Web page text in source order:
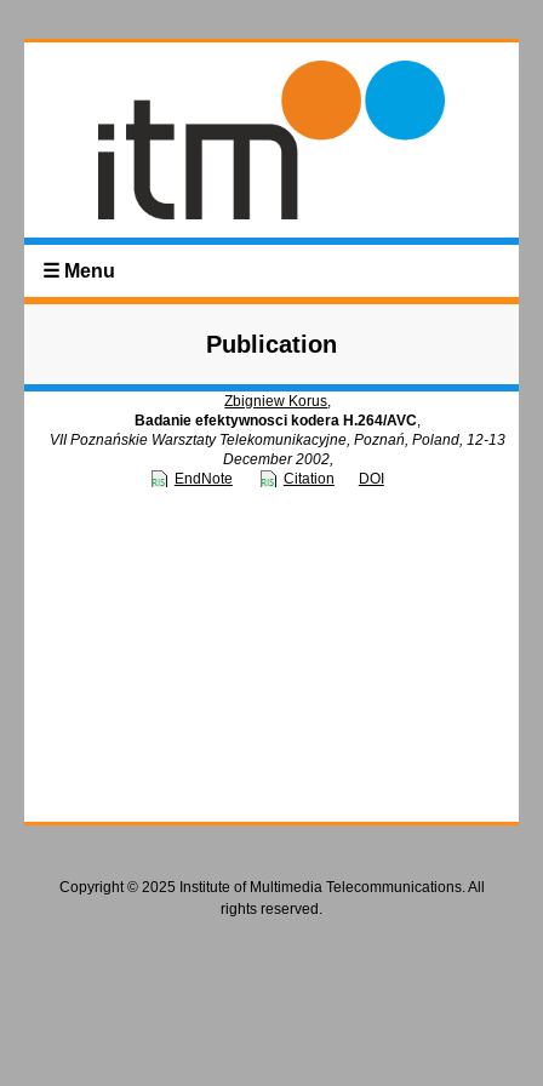
☰ Menu
Publication
Zbigniew Korus,
Badanie efektywnosci kodera H.264/AVC,
VII Poznańskie Warsztaty Telekomunikacyjne, Poznań, Poland, 12-13
December 2002,
EndNote
Citation DOI
Copyright © 2025 Institute of Multimedia Telecommunications. All
rights reserved.